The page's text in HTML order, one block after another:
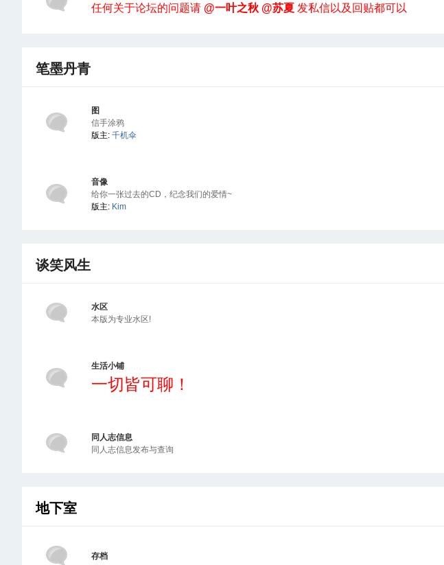
任何关于论坛的问题请 @一叶之秋 @苏夏 发私信以及回贴都可以
笔墨丹青
图
信手涂鸦
版主: 千机伞
音像
给你一张过去的CD，纪念我们的爱情~
版主: Kim
谈笑风生
水区
本版为专业水区!
生活小铺
一切皆可聊！
同人志信息
同人志信息发布与查询
地下室
存档